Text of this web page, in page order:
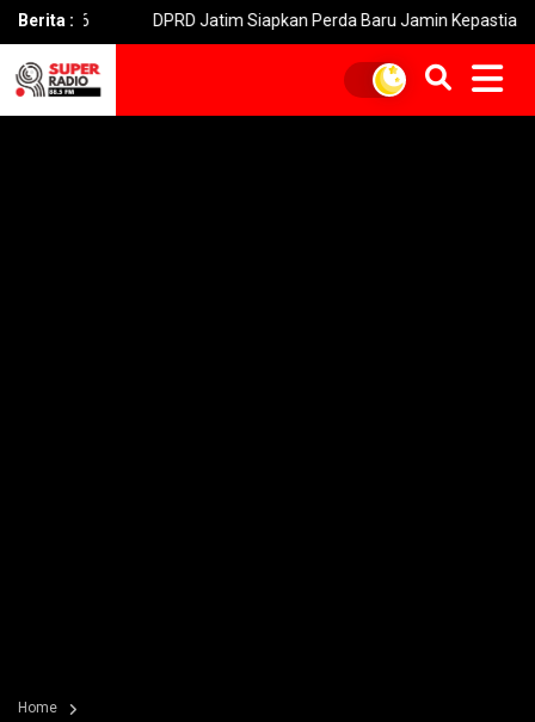
Berita :DPRD Jatim Siapkan Perda Baru Jamin Kepastian Tarif Ojek
Home